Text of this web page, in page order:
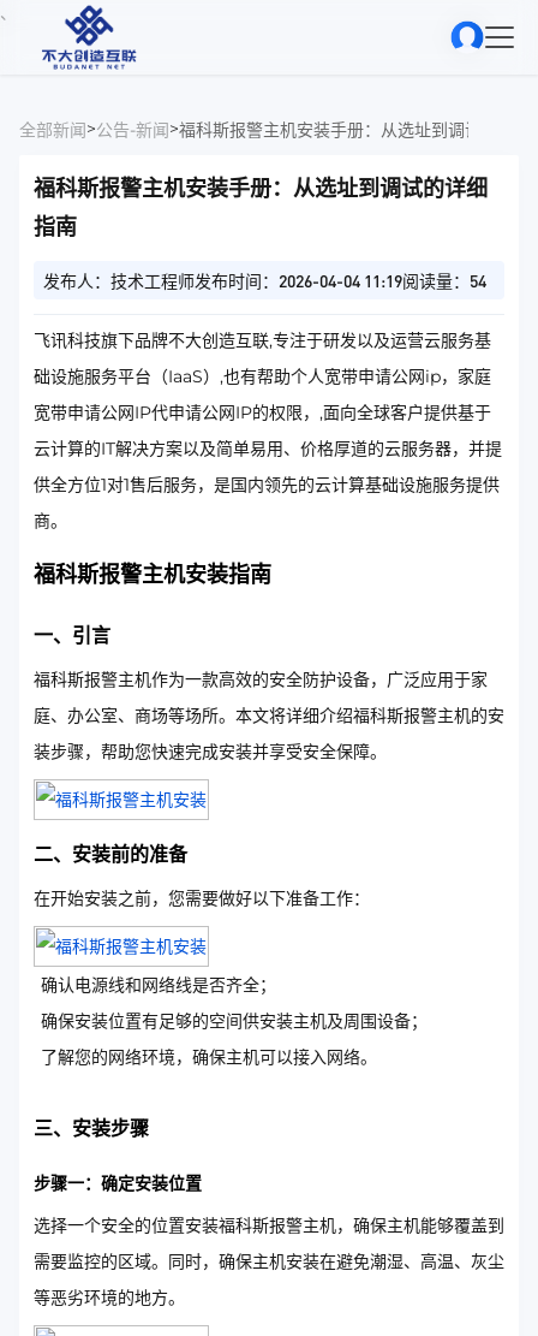
、
全部新闻>公告-新闻>福科斯报警主机安装手册：从选址到调试的详细
福科斯报警主机安装手册：从选址到调试的详细
指南
发布人：技术工程师发布时间：2026-04-04 11:19阅读量：54
飞讯科技旗下品牌不大创造互联,专注于研发以及运营云服务基
础设施服务平台（IaaS）,也有帮助个人宽带申请公网ip，家庭
宽带申请公网IP代申请公网IP的权限，,面向全球客户提供基于
云计算的IT解决方案以及简单易用、价格厚道的云服务器，并提
供全方位1对1售后服务，是国内领先的云计算基础设施服务提供
商。
福科斯报警主机安装指南
一、引言
福科斯报警主机作为一款高效的安全防护设备，广泛应用于家
庭、办公室、商场等场所。本文将详细介绍福科斯报警主机的安
装步骤，帮助您快速完成安装并享受安全保障。
二、安装前的准备
在开始安装之前，您需要做好以下准备工作：
确认电源线和网络线是否齐全；
确保安装位置有足够的空间供安装主机及周围设备；
了解您的网络环境，确保主机可以接入网络。
三、安装步骤
步骤一：确定安装位置
选择一个安全的位置安装福科斯报警主机，确保主机能够覆盖到
需要监控的区域。同时，确保主机安装在避免潮湿、高温、灰尘
等恶劣环境的地方。